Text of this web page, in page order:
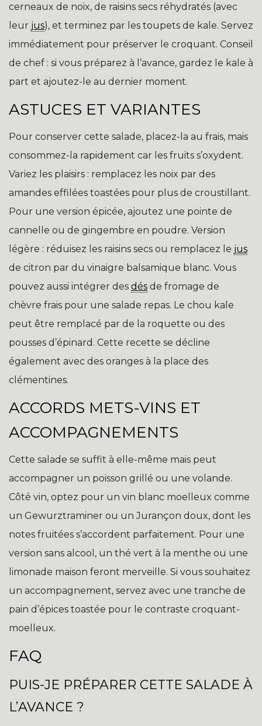
cerneaux de noix, de raisins secs réhydratés (avec
leur jus), et terminez par les toupets de kale. Servez
immédiatement pour préserver le croquant. Conseil
de chef : si vous préparez à l’avance, gardez le kale à
part et ajoutez-le au dernier moment.
ASTUCES ET VARIANTES
Pour conserver cette salade, placez-la au frais, mais
consommez-la rapidement car les fruits s’oxydent.
Variez les plaisirs : remplacez les noix par des
amandes effilées toastées pour plus de croustillant.
Pour une version épicée, ajoutez une pointe de
cannelle ou de gingembre en poudre. Version
légère : réduisez les raisins secs ou remplacez le jus
de citron par du vinaigre balsamique blanc. Vous
pouvez aussi intégrer des dés de fromage de
chèvre frais pour une salade repas. Le chou kale
peut être remplacé par de la roquette ou des
pousses d’épinard. Cette recette se décline
également avec des oranges à la place des
clémentines.
ACCORDS METS-VINS ET
ACCOMPAGNEMENTS
Cette salade se suffit à elle-même mais peut
accompagner un poisson grillé ou une volande.
Côté vin, optez pour un vin blanc moelleux comme
un Gewurztraminer ou un Jurançon doux, dont les
notes fruitées s’accordent parfaitement. Pour une
version sans alcool, un thé vert à la menthe ou une
limonade maison feront merveille. Si vous souhaitez
un accompagnement, servez avec une tranche de
pain d’épices toastée pour le contraste croquant-
moelleux.
FAQ
PUIS-JE PRÉPARER CETTE SALADE À
L’AVANCE ?